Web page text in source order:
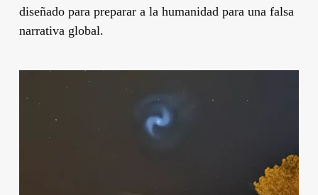
diseñado para preparar a la humanidad para una falsa
narrativa global.